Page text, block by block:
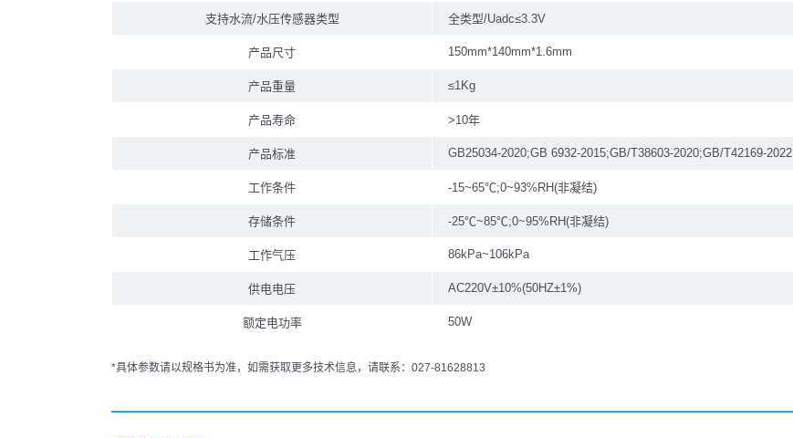
支持水流/水压传感器类型 全类型/Uadc≤3.3V
产品尺寸 150mm*140mm*1.6mm
产品重量 ≤1Kg
产品寿命 >10年
产品标准 GB25034-2020;GB 6932-2015;GB/T38603-2020;GB/T42169-2022
工作条件 -15~65℃;0~93%RH(非凝结)
存储条件 -25℃~85℃;0~95%RH(非凝结)
工作气压 86kPa~106kPa
供电电压 AC220V±10%(50HZ±1%)
额定电功率 50W
*具体参数请以规格书为准，如需获取更多技术信息，请联系：027-81628813